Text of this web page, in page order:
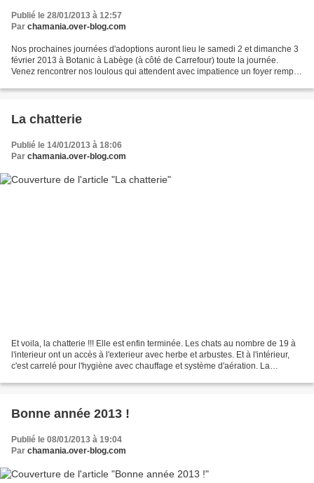
Publié le 28/01/2013 à 12:57
Par chamania.over-blog.com
Nos prochaines journées d'adoptions auront lieu le samedi 2 et dimanche 3
février 2013 à Botanic à Labège (à côté de Carrefour) toute la journée.
Venez rencontrer nos loulous qui attendent avec impatience un foyer rempli
La chatterie
Publié le 14/01/2013 à 18:06
Par chamania.over-blog.com
Et voila, la chatterie !!! Elle est enfin terminée. Les chats au nombre de 19 à
l'interieur ont un accès à l'exterieur avec herbe et arbustes. Et à l'intérieur,
c'est carrelé pour l'hygiène avec chauffage et système d'aération. La
Bonne année 2013 !
Publié le 08/01/2013 à 19:04
Par chamania.over-blog.com